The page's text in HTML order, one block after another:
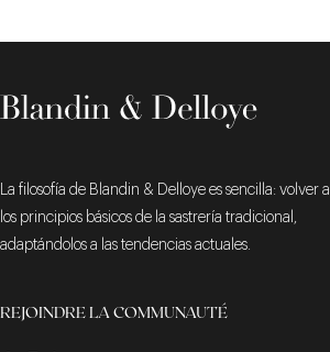
La filosofía de Blandin & Delloye es sencilla: volver a
los principios básicos de la sastrería tradicional,
adaptándolos a las tendencias actuales.
REJOINDRE LA COMMUNAUTÉ